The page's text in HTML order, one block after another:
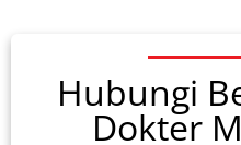
Hubungi
Dokter